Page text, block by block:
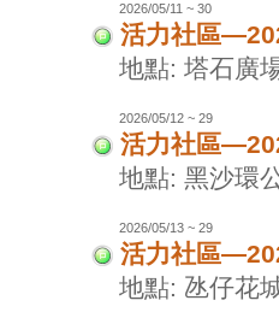
2026/05/11 ~ 30
活力社區
地點: 塔石廣
2026/05/12 ~ 29
活力社區
地點: 黑沙環
2026/05/13 ~ 29
活力社區
地點: 氹仔花